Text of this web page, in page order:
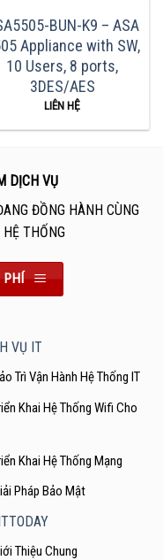
BUN-K9 – ASA
Appliance with SW,
10 Users, 8 ports,
3DES/AES
LIÊN HỆ
DỊCH VỤ
ĐỒNG HÀNH CÙNG
THỐNG
PHÍ
VỤ IT
Trì Vận Hành Hệ Thống IT
Khai Hệ Thống Wifi Cho
Khai Hệ Thống Mạng
Pháp Bảo Mật
Thiệu Chung